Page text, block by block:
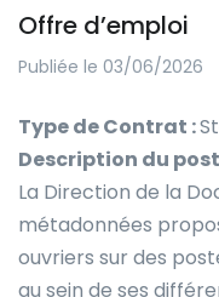
Offre d’emploi
Publiée le 03/06/2026
Type de Contrat :
Description du
La Direction de la
métadonnées
ouvriers sur des
au sein de ses